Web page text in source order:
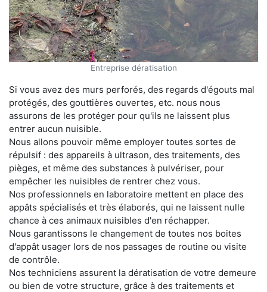
Entreprise dératisation
Si vous avez des murs perforés, des regards d'égouts mal
protégés, des gouttières ouvertes, etc. nous nous
assurons de les protéger pour qu'ils ne laissent plus
entrer aucun nuisible.
Nous allons pouvoir même employer toutes sortes de
répulsif : des appareils à ultrason, des traitements, des
pièges, et même des substances à pulvériser, pour
empêcher les nuisibles de rentrer chez vous.
Nos professionnels en laboratoire mettent en place des
appâts spécialisés et très élaborés, qui ne laissent nulle
chance à ces animaux nuisibles d'en réchapper.
Nous garantissons le changement de toutes nos boites
d'appât usager lors de nos passages de routine ou visite
de contrôle.
Nos techniciens assurent la dératisation de votre demeure
ou bien de votre structure, grâce à des traitements et